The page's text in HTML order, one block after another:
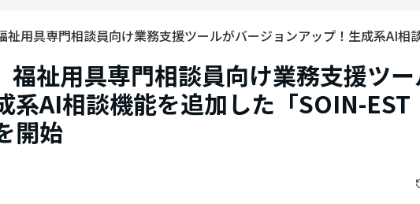
祉用具専門相談員向け業務支援ツールがバージョンアップ！生成系AI相
福祉用具専門相談員向け業務支援ツ
系AI相談機能を追加した「SOIN-EST
開始